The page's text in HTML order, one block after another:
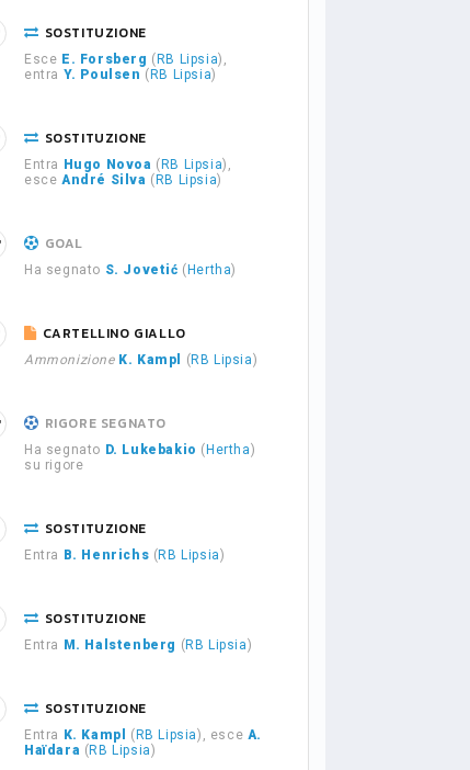
SOSTITUZIONE
Esce E. Forsberg ( RB Lipsia),
entra Y. Poulsen ( RB Lipsia)
SOSTITUZIONE
Entra Hugo Novoa ( RB Lipsia),
esce André Silva ( RB Lipsia)
GOAL
Ha segnato S. Jovetić ( Hertha)
CARTELLINO GIALLO
Ammonizione K. Kampl ( RB Lipsia)
RIGORE SEGNATO
Ha segnato D. Lukebakio ( Hertha)
su rigore
SOSTITUZIONE
Entra B. Henrichs ( RB Lipsia)
SOSTITUZIONE
Entra M. Halstenberg ( RB Lipsia)
SOSTITUZIONE
Entra K. Kampl ( RB Lipsia), esce A.
Haïdara ( RB Lipsia)